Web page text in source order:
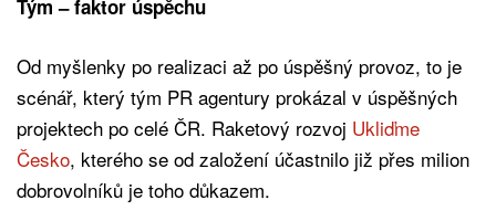
Tým – faktor úspěchu
Od myšlenky po realizaci až po úspěšný provoz, to je
scénář, který tým PR agentury prokázal v úspěšných
projektech po celé ČR. Raketový rozvoj Ukliďme
Česko, kterého se od založení účastnilo již přes milion
dobrovolníků je toho důkazem.